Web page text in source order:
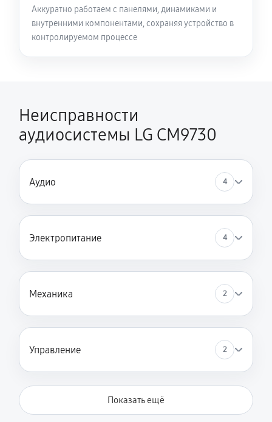
Аккуратно работаем с панелями, динамиками и
внутренними компонентами, сохраняя устройство в
контролируемом процессе
Неисправности
аудиосистемы LG CM9730
Аудио 4
Электропитание 4
Механика 2
Управление 2
Показать ещё